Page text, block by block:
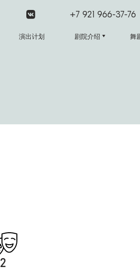
+7 921 966-37-76
演出计划 剧院介绍 舞
2